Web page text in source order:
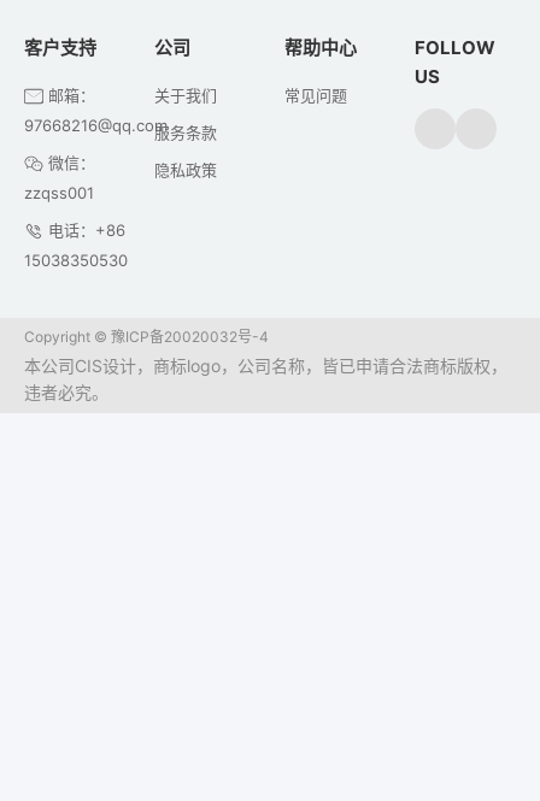
客户支持
邮箱：
97668216@qq.com
微信：
zzqss001
电话：+86
15038350530
公司
关于我们
服务条款
隐私政策
帮助中心
常见问题
FOLLOW
US
Copyright © 豫ICP备20020032号-4
本公司CIS设计，商标logo，公司名称，皆已申请合法商标版权，
违者必究。